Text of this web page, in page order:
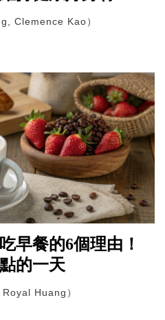
Clemence Kao）
早餐的6個理由！
的一天
Huang）